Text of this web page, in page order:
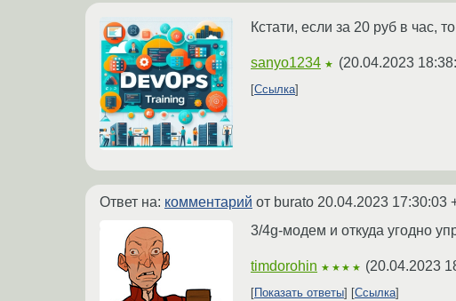
Кстати, если за 20 руб в час,
sanyo1234 ★ (20.04.2023
Ссылка
Ответ на: комментарий от burato 20.04.2023 17:30:03
3/4g-модем и откуда угодно
timdorohin ★★★★ (20.04.2023
Показать ответы Ссылка